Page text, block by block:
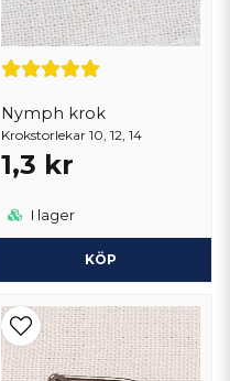
Nymph krok
Krokstorlekar 10, 12, 14
1,3 kr
I lager
KÖP